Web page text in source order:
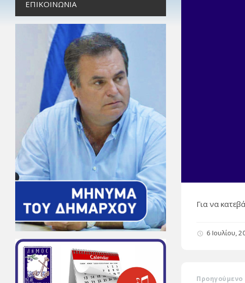
Για να
6 Ιουλίου,
Προηγούμενο
ΕΠΙΚΟΙΝΩΝΊΑ